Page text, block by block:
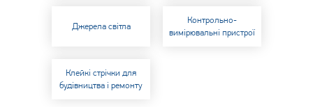
Джерела світла
Контрольно-
вимірювальні пристрої
Клейкі стрічки для
будівництва і ремонту